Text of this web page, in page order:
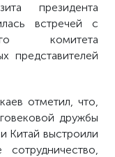
президента
встречей с
комитета
представителей
отметил, что,
дружбы
Китай выстроили
сотрудничество,